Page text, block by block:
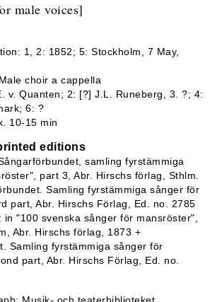
male voices]
1, 2: 1852; 5: Stockholm, 7 May,
choir a cappella
v. Quanten; 2: [?] J.L. Runeberg, 3. ?; 4:
6: ?
10-15 min
editions
samling fyrstämmiga
part 3, Abr. Hirschs förlag, Sthlm.
Samling fyrstämmiga sånger för
part, Abr. Hirschs Förlag, Ed. no. 2785
in "100 svenska sånger för mansröster",
Abr. Hirschs förlag, 1873 +
Samling fyrstämmiga sånger för
part, Abr. Hirschs Förlag, Ed. no.